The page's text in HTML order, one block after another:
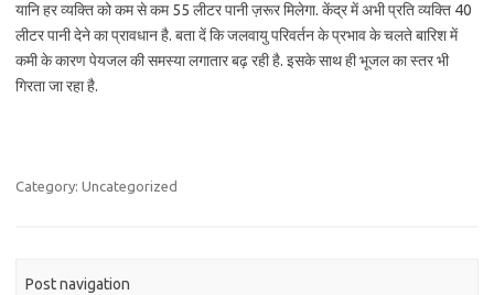
यानि हर व्यक्ति को कम से कम 55 लीटर पानी ज़रूर मिलेगा. केंद्र में अभी प्रति व्यक्ति 40
लीटर पानी देने का प्रावधान है. बता दें कि जलवायु परिवर्तन के प्रभाव के चलते बारिश में
कमी के कारण पेयजल की समस्‍या लगातार बढ़ रही है. इसके साथ ही भूजल का स्‍तर भी
गिरता जा रहा है.
Category: Uncategorized
Post navigation